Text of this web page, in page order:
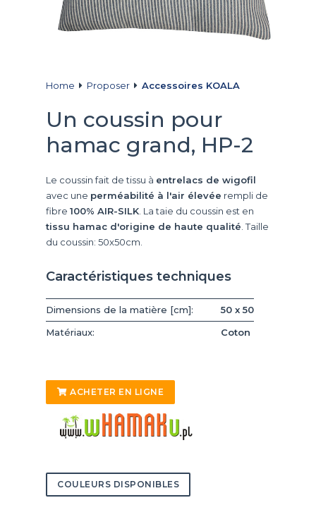
Home Proposer Accessoires KOALA
Un coussin pour
hamac grand, HP-2
Le coussin fait de tissu à entrelacs de wigofil
avec une perméabilité à l'air élevée rempli de
fibre 100% AIR-SILK . La taie du coussin est en
tissu hamac d'origine de haute qualité . Taille
du coussin: 50x50cm.
Caractéristiques techniques
Dimensions de la matière [cm]:
50 x 50
Matériaux:
Coton
ACHETER EN LIGNE
COULEURS DISPONIBLES